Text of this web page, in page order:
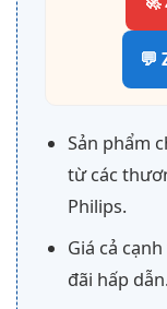
💬
Sản phẩm
từ các
Philips.
Giá cả
đãi hấp dẫn.